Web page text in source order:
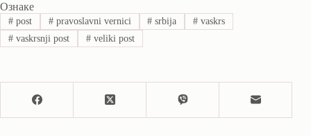
Ознаке
#post #pravoslavni vernici # srbija # vaskrs
#vaskrsnji post #veliki post